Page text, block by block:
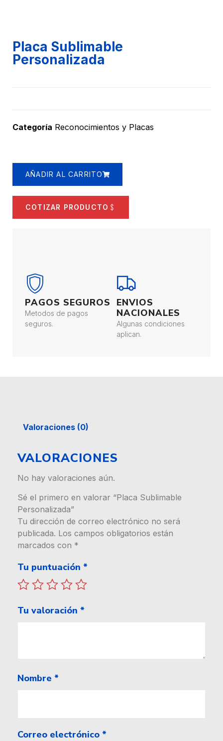
Placa Sublimable
Personalizada
Categoría Reconocimientos y Placas
AÑADIR AL CARRITO
COTIZAR PRODUCTO
PAGOS SEGUROS
Metodos de pagos
seguros.
ENVIOS
NACIONALES
Algunas condiciones
aplican.
Valoraciones (0)
VALORACIONES
No hay valoraciones aún.
Sé el primero en valorar “Placa Sublimable
Personalizada”
Tu dirección de correo electrónico no será
publicada. Los campos obligatorios están
marcados con *
Tu puntuación *
Tu valoración *
Nombre *
Correo electrónico *